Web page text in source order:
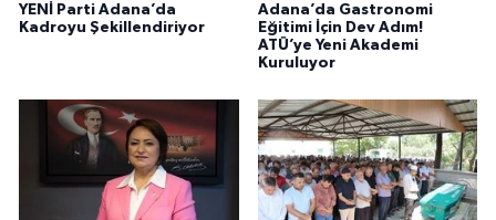
YENİ Parti Adana’da
Kadroyu Şekillendiriyor
Adana’da Gastronomi
Eğitimi İçin Dev Adım!
ATÜ’ye Yeni Akademi
Kuruluyor